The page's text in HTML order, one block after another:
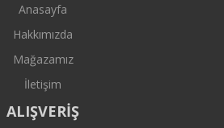
Anasayfa
Hakkımızda
Mağazamız
İletişim
ALIŞVERİŞ